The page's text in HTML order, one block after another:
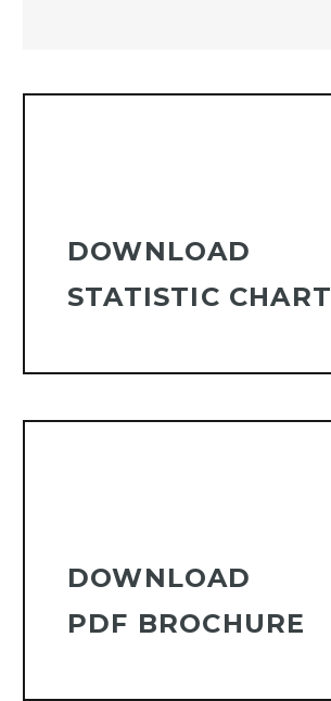
DOWNLOAD
STATISTIC CHART
DOWNLOAD
PDF BROCHURE